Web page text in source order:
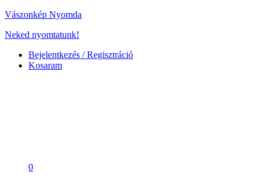
Vászonkép Nyomda
Neked nyomtatunk!
Bejelentkezés / Regisztráció
Kosaram
0